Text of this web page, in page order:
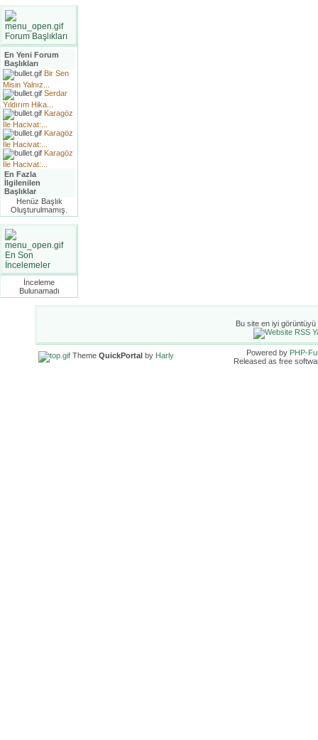
Forum Başlıkları
En Yeni Forum
Başlıkları
Bir Sen
Misin Yalnız...
Serdar
Yıldırım Hika...
Karagöz
İle Hacivat:...
Karagöz
İle Hacivat:...
Karagöz
İle Hacivat:...
En Fazla
İlgilenilen
Başlıklar
Henüz Başlık
Oluşturulmamış.
En Son
İncelemeler
İnceleme
Bulunamadı
Bu site en iyi görüntüyü
Theme QuickPortal by Harly Powered by PHP-
Released as free